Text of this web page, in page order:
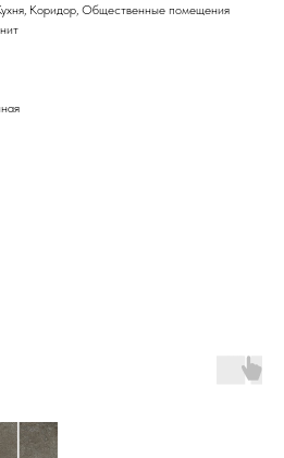
Коридор, Общественные помещения